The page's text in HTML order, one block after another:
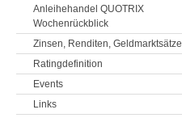
Anleihehandel QUOTRIX
Wochenrückblick
Zinsen, Renditen, Geldmarktsätze
Ratingdefinition
Events
Links